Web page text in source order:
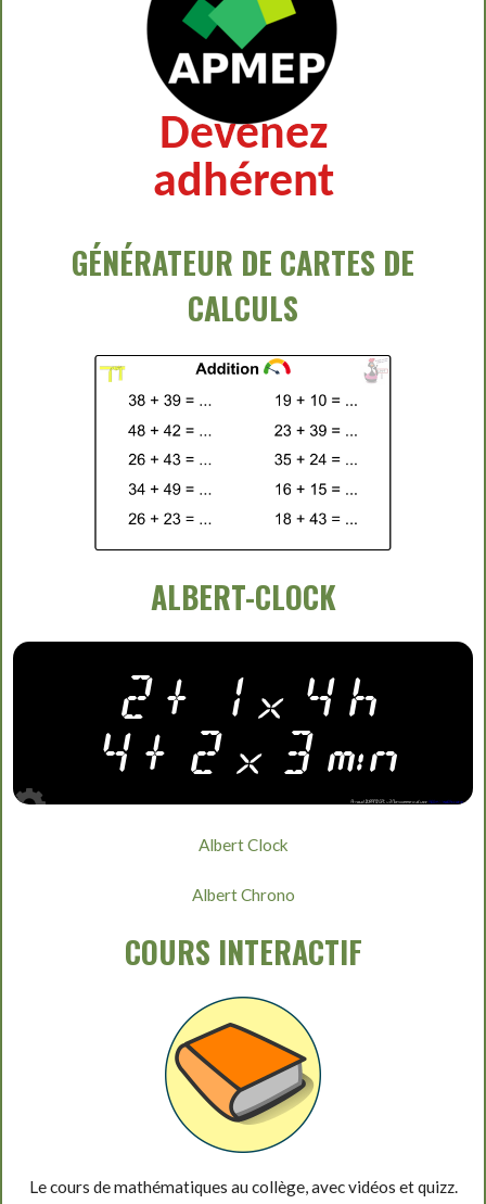
GÉNÉRATEUR DE CARTES DE
CALCULS
ALBERT-CLOCK
Albert Clock
Albert Chrono
COURS INTERACTIF
Le cours de mathématiques au collège, avec vidéos et quizz.